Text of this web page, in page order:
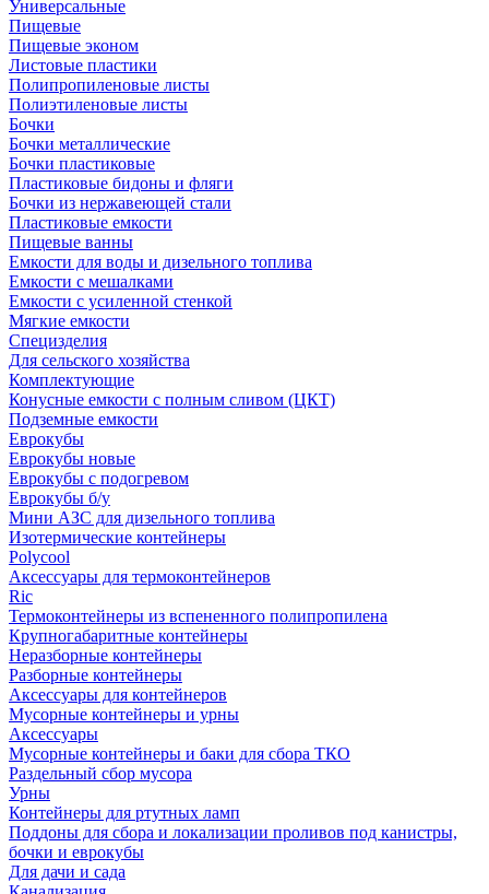
Универсальные
Пищевые
Пищевые эконом
Листовые пластики
Полипропиленовые листы
Полиэтиленовые листы
Бочки
Бочки металлические
Бочки пластиковые
Пластиковые бидоны и фляги
Бочки из нержавеющей стали
Пластиковые емкости
Пищевые ванны
Емкости для воды и дизельного топлива
Емкости с мешалками
Емкости с усиленной стенкой
Мягкие емкости
Специзделия
Для сельского хозяйства
Комплектующие
Конусные емкости с полным сливом (ЦКТ)
Подземные емкости
Еврокубы
Еврокубы новые
Еврокубы с подогревом
Еврокубы б/у
Мини АЗС для дизельного топлива
Изотермические контейнеры
Polycool
Аксессуары для термоконтейнеров
Ric
Термоконтейнеры из вспененного полипропилена
Крупногабаритные контейнеры
Неразборные контейнеры
Разборные контейнеры
Аксессуары для контейнеров
Мусорные контейнеры и урны
Аксессуары
Мусорные контейнеры и баки для сбора ТКО
Раздельный сбор мусора
Урны
Контейнеры для ртутных ламп
Поддоны для сбора и локализации проливов под канистры,
бочки и еврокубы
Для дачи и сада